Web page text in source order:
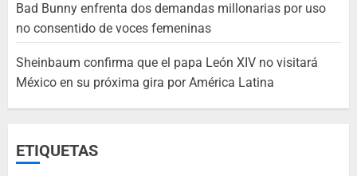
Bad Bunny enfrenta dos demandas millonarias por uso
no consentido de voces femeninas
Sheinbaum confirma que el papa León XIV no visitará
México en su próxima gira por América Latina
ETIQUETAS